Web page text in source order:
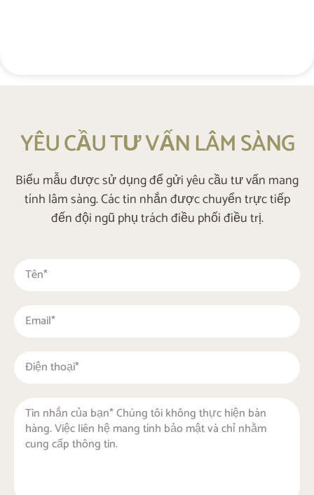
YÊU CẦU TƯ VẤN LÂM SÀNG
Biểu mẫu được sử dụng để gửi yêu cầu tư vấn mang
tính lâm sàng. Các tin nhắn được chuyển trực tiếp
đến đội ngũ phụ trách điều phối điều trị.